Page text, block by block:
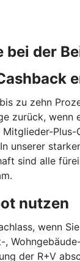
bei der
zu zehn
zurück, wenn
Plus-
unserer
sind alle
nutzen
wenn
der R+V